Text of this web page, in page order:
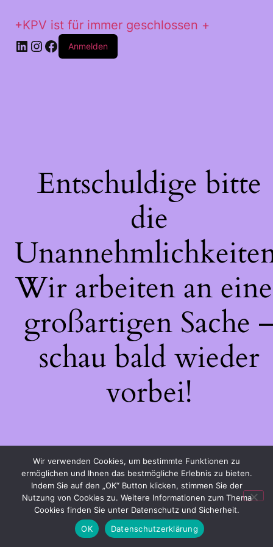
+KPV ist für immer geschlossen +
LinkedIn
Instagram
Facebook
Anmelden
Entschuldige bitte
die
Wir arbeiten an
großartigen Sache
schau bald wieder
vorbei!
Wir verwenden Cookies, um bestimmte Funktionen zu
ermöglichen und Ihnen das bestmögliche Erlebnis zu bieten.
Indem Sie auf den „OK“ Button klicken, stimmen Sie der
Nutzung von Cookies zu. Weitere Informationen zum Thema
Cookies finden Sie unter Datenschutz und Sicherheit.
OK
Datenschutzerklärung